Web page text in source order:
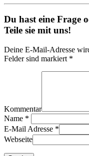
Du hast eine Frage
Teile sie mit uns!
Deine E-Mail-Adresse
Felder sind markiert *
Kommentar
Name *
E-Mail Adresse *
Webseite